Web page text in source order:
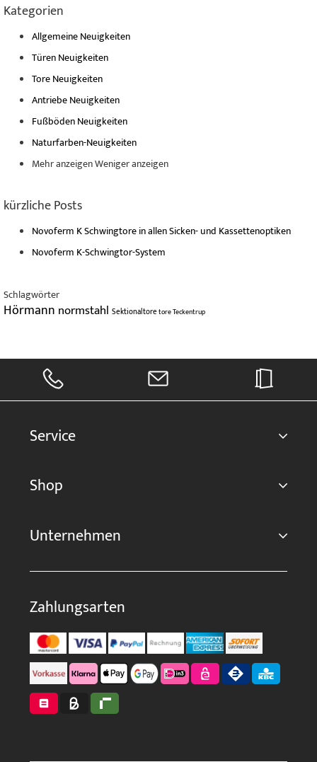
Kategorien
Allgemeine Neuigkeiten
Türen Neuigkeiten
Tore Neuigkeiten
Antriebe Neuigkeiten
Fußböden Neuigkeiten
Naturfarben-Neuigkeiten
Mehr anzeigenWeniger anzeigen
kürzliche Posts
Novoferm K Schwingtore in allen Sicken- und Kassettenoptiken
Novoferm K-Schwingtor-System
Schlagwörter
Hörmann normstahl SektionaltoretoreTeckentrup
Service
Shop
Unternehmen
Zahlungsarten